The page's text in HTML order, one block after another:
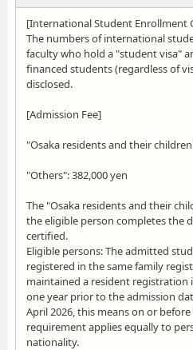
[International Student Enrollment
The numbers of international
faculty who hold a "student visa"
financed students (regardless of
disclosed.
[Admission Fee]
"Osaka residents and their
"Others": 382,000 yen
The "Osaka residents and their
the eligible person completes the
certified.
Eligible persons: The admitted
registered in the same family
maintained a resident registration
one year prior to the admission
April 2026, this means on or before
requirement applies equally to
nationality.